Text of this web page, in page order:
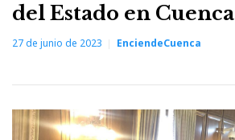
del Estado en Cuenca
27 de junio de 2023 EnciendeCuenca